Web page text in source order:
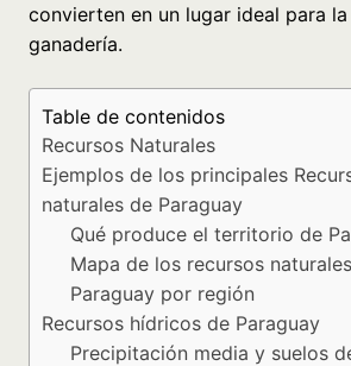
convierten en un lugar ideal para
ganadería.
Table de contenidos
Recursos Naturales
Ejemplos de los principales
naturales de Paraguay
Qué produce el territorio de
Mapa de los recursos
Paraguay por región
Recursos hídricos de Paraguay
Precipitación media y suelos